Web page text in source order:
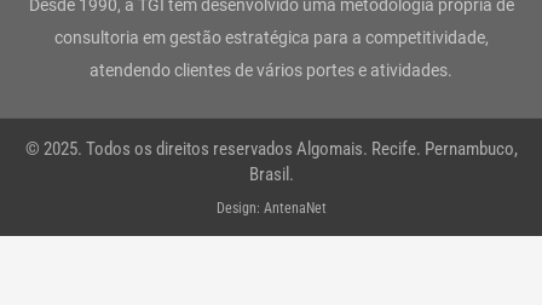
r
a
m
o
k
-
r
i
n
e
p
Desde 1990, a TGI tem desenvolvido uma metodologia própria de
consultoria em gestão estratégica para a competitividade,
atendendo clientes de vários portes e atividades.
© 2025. Todos os direitos reservados Algomais. Recife. Pernambuco,
Brasil.
Design: AntenaNet